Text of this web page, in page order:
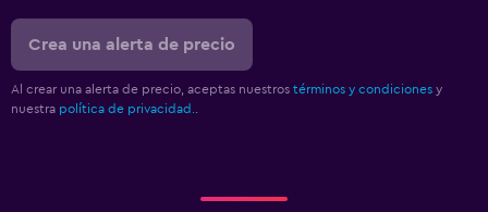
Crea una alerta de precio
Al crear una alerta de precio, aceptas nuestros términos y condiciones y
nuestra política de privacidad.